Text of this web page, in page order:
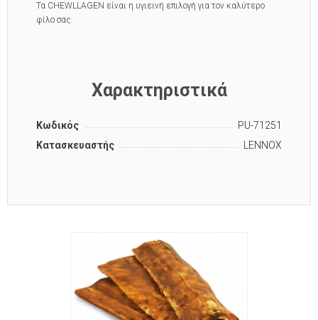
Τα CHEWLLAGEN είναι η υγιεινή επιλογή για τον καλύτερο
φίλο σας.
Χαρακτηριστικά
Κωδικός
PU-71251
Κατασκευαστής
LENNOX